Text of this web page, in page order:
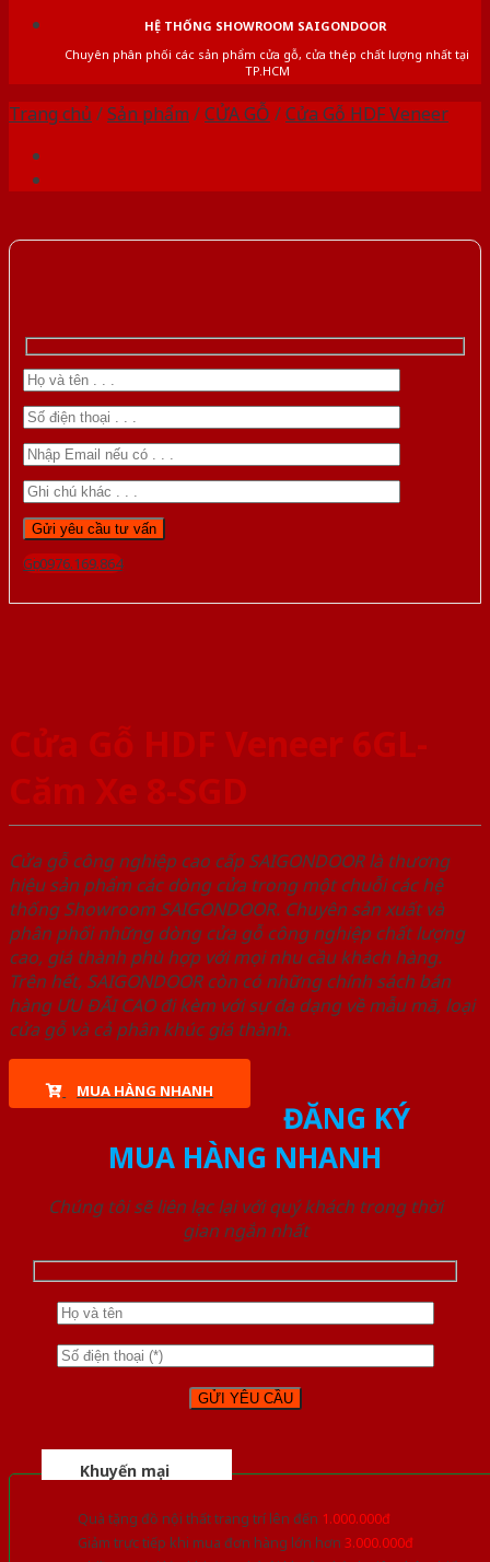
HỆ THỐNG SHOWROOM SAIGONDOOR
Chuyên phân phối các sản phẩm cửa gỗ, cửa thép chất lượng nhất tại
TP.HCM
Trang chủ /Sản phẩm /CỬA GỖ /Cửa Gỗ HDF Veneer
Gọi 0976.169.864
Cửa Gỗ HDF Veneer 6GL-
Căm Xe 8-SGD
Cửa gỗ công nghiệp cao cấp SAIGONDOOR là thương
hiệu sản phẩm các dòng cửa trong một chuỗi các hệ
thống Showroom SAIGONDOOR. Chuyên sản xuất và
phân phối những dòng cửa gỗ công nghiệp chất lượng
cao, giá thành phù hợp với mọi nhu cầu khách hàng.
Trên hết, SAIGONDOOR còn có những chính sách bán
hàng ƯU ĐÃI CAO đi kèm với sự đa dạng về mẫu mã, loại
cửa gỗ và cả phân khúc giá thành.
MUA HÀNG NHANH
ĐĂNG KÝ
MUA HÀNG NHANH
Chúng tôi sẽ liên lạc lại với quý khách trong thời
gian ngắn nhất
Khuyến mại
Quà tặng đồ nội thất trang trí lên đến 1.000.000đ
Giảm trực tiếp khi mua đơn hàng lớn hơn 3.000.000đ